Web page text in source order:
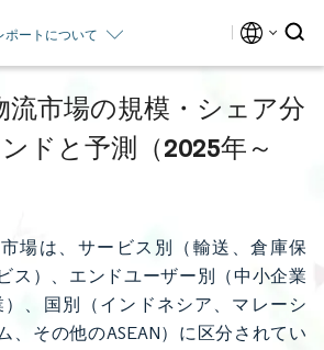
ポートについて
流市場の規模・シェア分
ドと予測（2025年～
場は、サービス別（輸送、倉庫保
ス）、エンドユーザー別（中小企業
）、国別（インドネシア、マレーシ
、その他のASEAN）に区分されてい